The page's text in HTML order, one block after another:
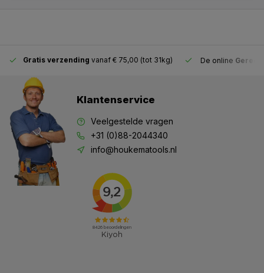
Gratis verzending vanaf € 75,00 (tot 31kg) De online
Klantenservice
Veelgestelde vragen
+31 (0)88-2044340
info@houkematools.nl